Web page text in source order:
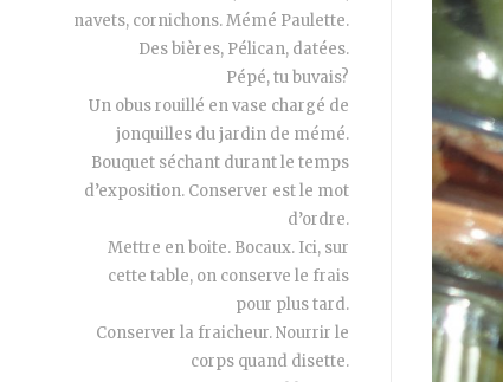
navets, cornichons. Mémé Paulette.
Des bières, Pélican, datées.
Pépé, tu buvais?
Un obus rouillé en vase chargé de
jonquilles du jardin de mémé.
Bouquet séchant durant le temps
d’exposition. Conserver est le mot
d’ordre.
Mettre en boite. Bocaux. Ici, sur
cette table, on conserve le frais
pour plus tard.
Conserver la fraicheur. Nourrir le
corps quand disette.